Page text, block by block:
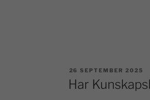
26 SEPTEMBER 2025
Har